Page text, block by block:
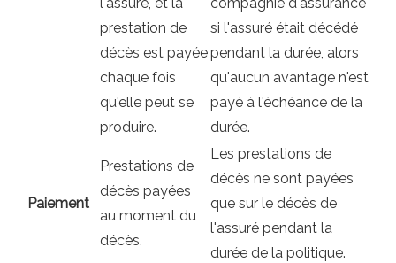
l'assuré, et la
prestation de
décès est payée
chaque fois
qu'elle peut se
produire.
compagnie d'assurance
si l'assuré était décédé
pendant la durée, alors
qu'aucun avantage n'est
payé à l'échéance de la
durée.
Paiement
Prestations de
décès payées
au moment du
décès.
Les prestations de
décès ne sont payées
que sur le décès de
l'assuré pendant la
durée de la politique.